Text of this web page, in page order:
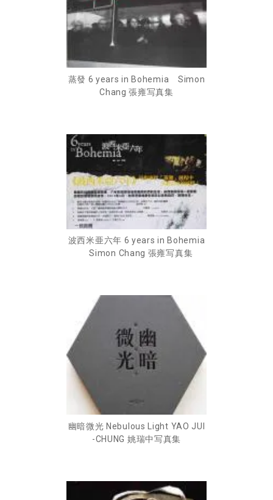
蒸發 6 years in Bohemia Simon
Chang 張雍写真集
波西米亜六年 6 years in Bohemia
Simon Chang 張雍写真集
幽暗微光 Nebulous Light YAO JUI
-CHUNG 姚瑞中写真集